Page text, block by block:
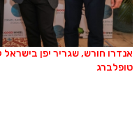
חורש, שגריר יפן בישראל